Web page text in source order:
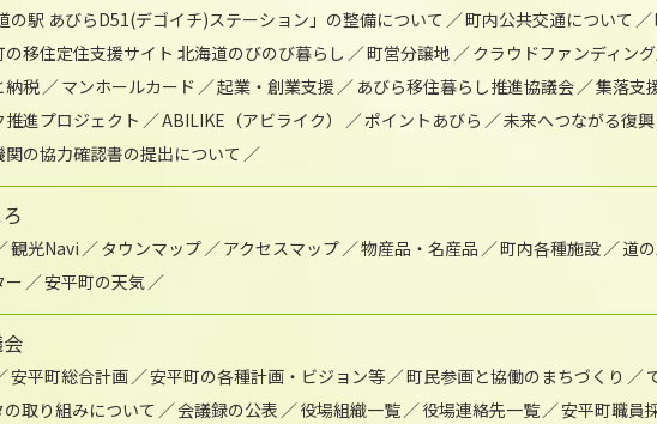
道の駅 あびらD51(デゴイチ)ステーション」の整備について 町内公共交通について
移住定住支援サイト 北海道のびのび暮らし
町営分譲地 クラウドファンディン
納税
マンホールカード 起業・創業支援 あびら移住暮らし推進協議会 集落支
進プロジェクト
ABILIKE（アビライク） ポイントあびら 未来へつながる復
の協力確認書の提出について
観光Navi タウンマップ アクセスマップ 物産品・名産品 町内各種施設 道
ー
安平町の天気
安平町総合計画 安平町の各種計画・ビジョン等 町民参画と協働のまちづくり
取り組みについて
会議録の公表 役場組織一覧 役場連絡先一覧 安平町職員